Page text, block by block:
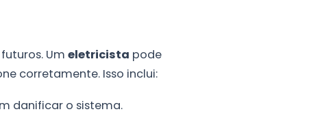
Um eletricista pode
corretamente. Isso inclui:
danificar o sistema.